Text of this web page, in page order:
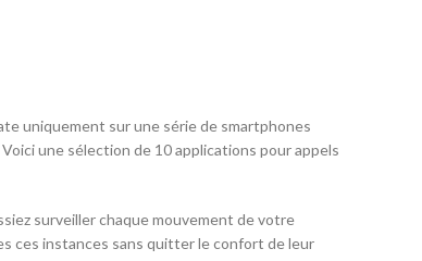
uniquement sur une série de smartphones
une sélection de 10 applications pour appels
surveiller chaque mouvement de votre
ces instances sans quitter le confort de leur